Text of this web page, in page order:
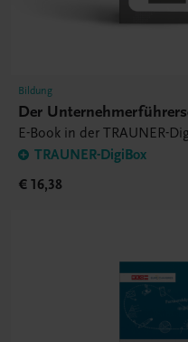
Bildung
Der
E-Book in der TRAUNER-
TRAUNER-DigiBox
€ 16,38